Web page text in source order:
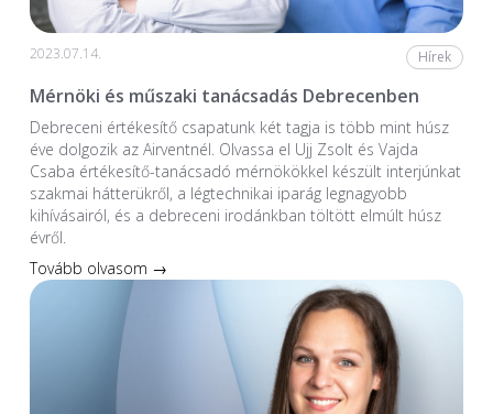
2023.07.14. Hírek
Mérnöki és műszaki tanácsadás Debrecenben
Debreceni értékesítő csapatunk két tagja is több mint húsz
éve dolgozik az Airventnél. Olvassa el Ujj Zsolt és Vajda
Csaba értékesítő-tanácsadó mérnökökkel készült interjúnkat
szakmai hátterükről, a légtechnikai iparág legnagyobb
kihívásairól, és a debreceni irodánkban töltött elmúlt húsz
évről.
Tovább olvasom →